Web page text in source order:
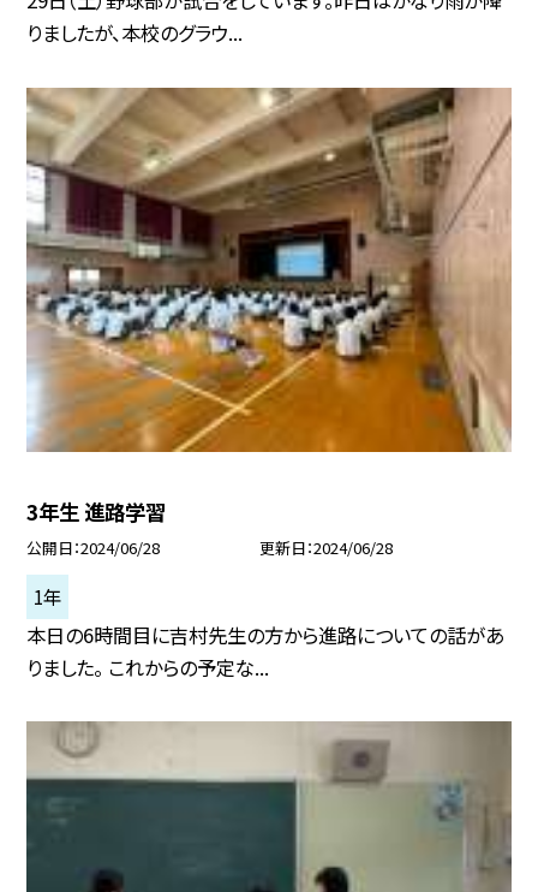
りましたが、本校のグラウ...
3年生 進路学習
公開日 2024/06/28 更新日 2024/06/28
1年
本日の6時間目に吉村先生の方から進路についての話があ
りました。 これからの予定な...